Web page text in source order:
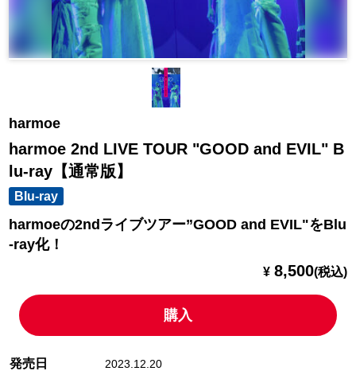
harmoe
harmoe 2nd LIVE TOUR "GOOD and EVIL" B
lu-ray【通常版】
Blu-ray
harmoeの2ndライブツアー”GOOD and EVIL"をBlu
-ray化！
¥ 8,500(税込)
購入
発売日 2023.12.20